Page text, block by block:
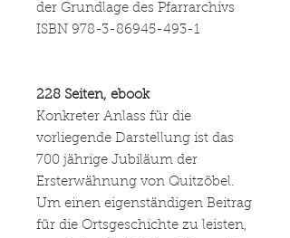
der Grundlage des Pfarrarchivs
ISBN 978-3-86945-493-1
228 Seiten, ebook
Konkreter Anlass für die
vorliegende Darstellung ist das
700 jährige Jubiläum der
Ersterwähnung von Quitzöbel.
Um einen eigenständigen Beitrag
für die Ortsgeschichte zu leisten,